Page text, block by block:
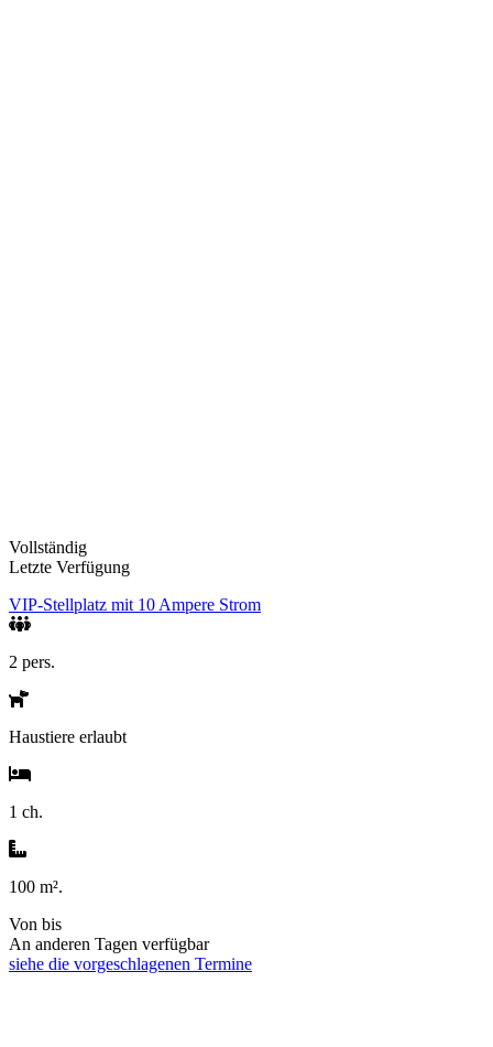
Vollständig
Letzte Verfügung
VIP-Stellplatz mit 10 Ampere Strom
2 pers.
Haustiere erlaubt
1 ch.
100 m².
Von bis
An anderen Tagen verfügbar
siehe die vorgeschlagenen Termine